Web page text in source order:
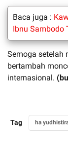
Baca juga :
Ibnu Sambodo
Semoga setelah
bertambah
internasional.
Tag ha